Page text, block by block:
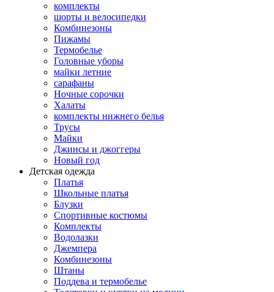
комплекты
шорты и велосипедки
Комбинезоны
Пижамы
Термобелье
Головные уборы
майки летние
сарафаны
Ночные сорочки
Халаты
комплекты нижнего белья
Трусы
Майки
Джинсы и джоггеры
Новый год
Детская одежда
Платья
Школьные платья
Блузки
Спортивные костюмы
Комплекты
Водолазки
Джемпера
Комбинезоны
Штаны
Поддева и термобелье